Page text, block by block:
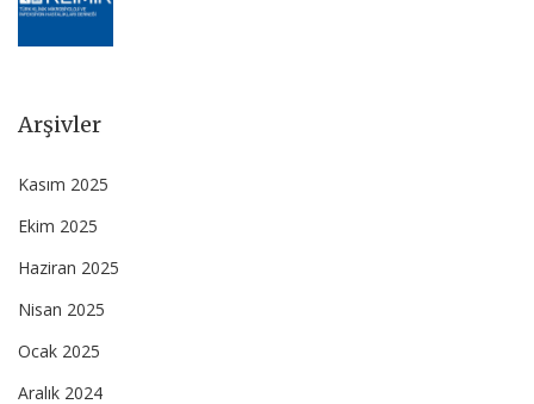
Arşivler
Kasım 2025
Ekim 2025
Haziran 2025
Nisan 2025
Ocak 2025
Aralık 2024